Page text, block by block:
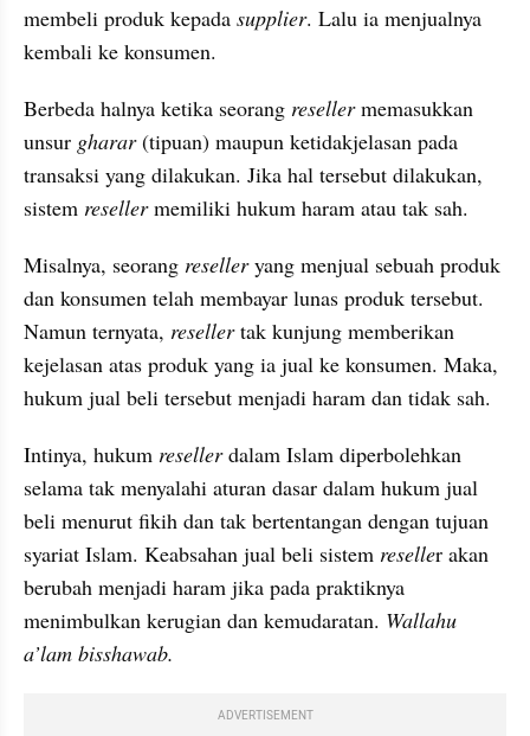
membeli produk kepada supplier. Lalu ia menjualnya
kembali ke konsumen.
Berbeda halnya ketika seorang reseller memasukkan
unsur gharar (tipuan) maupun ketidakjelasan pada
transaksi yang dilakukan. Jika hal tersebut dilakukan,
sistem reseller memiliki hukum haram atau tak sah.
Misalnya, seorang reseller yang menjual sebuah produk
dan konsumen telah membayar lunas produk tersebut.
Namun ternyata, reseller tak kunjung memberikan
kejelasan atas produk yang ia jual ke konsumen. Maka,
hukum jual beli tersebut menjadi haram dan tidak sah.
Intinya, hukum reseller dalam Islam diperbolehkan
selama tak menyalahi aturan dasar dalam hukum jual
beli menurut fikih dan tak bertentangan dengan tujuan
syariat Islam. Keabsahan jual beli sistem reseller akan
berubah menjadi haram jika pada praktiknya
menimbulkan kerugian dan kemudaratan. Wallahu
a’lam bisshawab.
ADVERTISEMENT